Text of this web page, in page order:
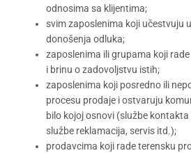
odnosima sa klijentima;
svim zaposlenima koji učestvuju
donošenja odluka;
zaposlenima ili grupama koji
i brinu o zadovoljstvu istih;
zaposlenima koji posredno ili
procesu prodaje i ostvaruju
bilo kojoj osnovi (službe
službe reklamacija, servis itd.);
prodavcima koji rade terensku